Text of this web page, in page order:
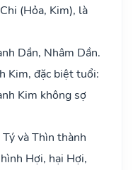
(Hỏa, Kim), là
Dần, Nhâm Dần.
Kim, đặc biệt tuổi:
Kim không sợ
và Thìn thành
Hợi, hại Hợi,